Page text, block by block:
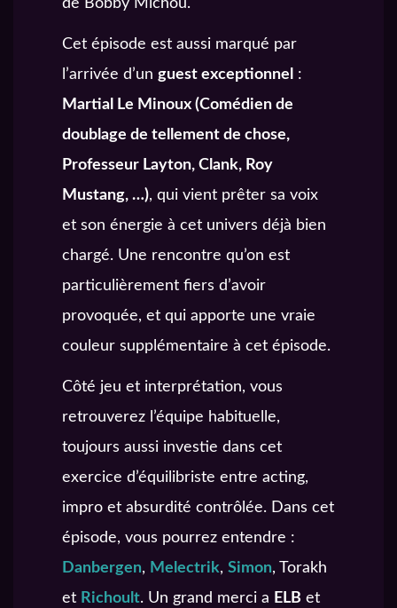
de Bobby Michou.
Cet épisode est aussi marqué par
l’arrivée d’un guest exceptionnel
:
Martial Le Minoux (Comédien de
doublage de tellement de chose,
Professeur Layton, Clank, Roy
Mustang, …), qui vient prêter sa voix
et son énergie à cet univers déjà bien
chargé. Une rencontre qu’on est
particulièrement fiers d’avoir
provoquée, et qui apporte une vraie
couleur supplémentaire à cet épisode.
Côté jeu et interprétation, vous
retrouverez l’équipe habituelle,
toujours aussi investie dans cet
exercice d’équilibriste entre acting,
impro et absurdité contrôlée. Dans cet
épisode, vous pourrez entendre :
Danbergen, Melectrik, Simon, Torakh
et Richoult. Un grand merci a ELB et